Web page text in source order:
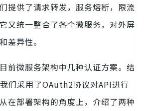
提供了请求转发，服务熔断，限流
又统一整合了各个微服务，对外屏
差异性。
前微服务架构中几种认证方案。结
们采用了OAuth2协议对API进行
在部署架构的角度上，介绍了两种